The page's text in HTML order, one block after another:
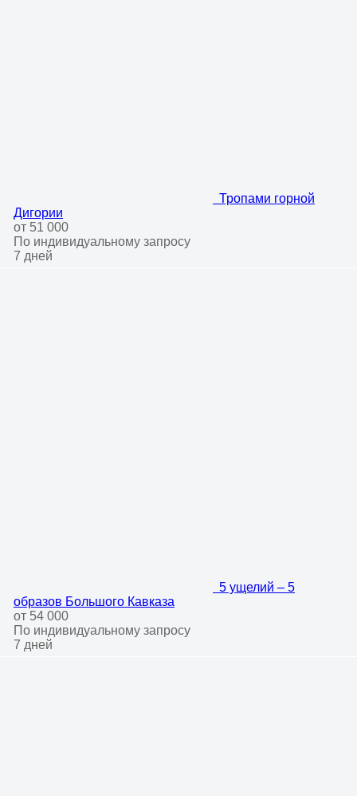
Тропами горной
Дигории
от 51 000
По индивидуальному запросу
7 дней
5 ущелий – 5
образов Большого Кавказа
от 54 000
По индивидуальному запросу
7 дней